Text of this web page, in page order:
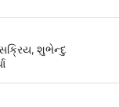
સક્રિય, શુભેન્દુ